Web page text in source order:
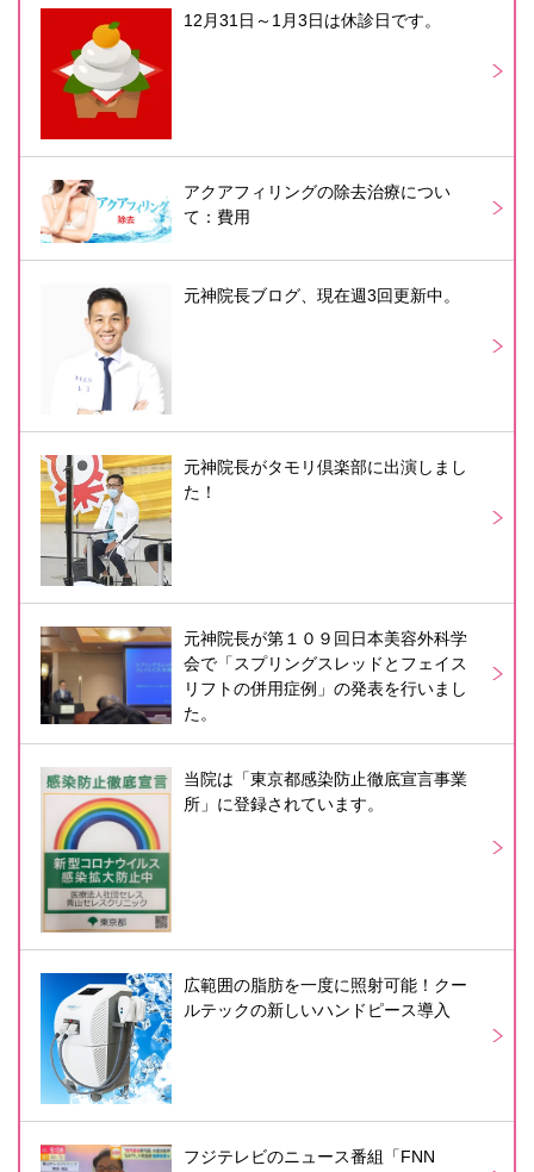
12月31日～1月3日は休診日です。
アクアフィリングの除去治療につい
て：費用
元神院長ブログ、現在週3回更新中。
元神院長がタモリ倶楽部に出演しまし
た！
元神院長が第１０９回日本美容外科学
会で「スプリングスレッドとフェイス
リフトの併用症例」の発表を行いまし
た。
当院は「東京都感染防止徹底宣言事業
所」に登録されています。
広範囲の脂肪を一度に照射可能！クー
ルテックの新しいハンドピース導入
フジテレビのニュース番組「FNN